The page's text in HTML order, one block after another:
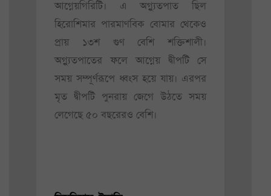
আগ্নেয়গিরিটি। এ অগ্ন্যুতপাত ছিল
হিরোশিমার পারমাণবিক বোমার থেকেও
প্রায় ১৩শ গুণ বেশি শক্তিশালী।
অগ্ন্যুতপাতের ফলে আগ্নেয় দ্বীপটি সে
সময় সম্পূর্ণরূপে ধ্বংস হয়ে যায়। এরপর
মৃত দ্বীপটি পুনরায় জেগে উঠতে সময়
লেগেছে ৫০ বছরেরও বেশি।